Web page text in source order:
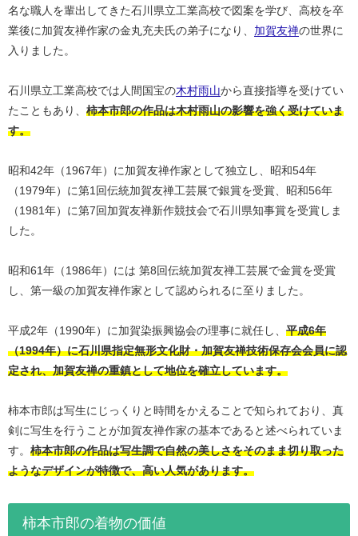
名な職人を輩出してきた石川県立工業高校で図案を学び、高校を卒
業後に加賀友禅作家の金丸充夫氏の弟子になり、 加賀友禅の世界に
入りました。
石川県立工業高校では人間国宝の木村雨山から直接指導を受けてい
たこともあり、 柿本市郎の作品は木村雨山の影響を強く受けていま
す。
昭和42年（1967年）に加賀友禅作家として独立し、昭和54年
（1979年）に第1回伝統加賀友禅工芸展で銀賞を受賞、昭和56年
（1981年）に第7回加賀友禅新作競技会で石川県知事賞を受賞しま
した。
昭和61年（1986年）には 第8回伝統加賀友禅工芸展で金賞を受賞
し、第一級の加賀友禅作家として認められるに至りました。
平成2年（1990年）に加賀染振興協会の理事に就任し、 平成6年
（1994年）に石川県指定無形文化財・加賀友禅技術保存会会員に認
定され、加賀友禅の重鎮として地位を確立しています。
柿本市郎は写生にじっくりと時間をかえることで知られており、真
剣に写生を行うことが加賀友禅作家の基本であると述べられていま
す。 柿本市郎の作品は写生調で自然の美しさをそのまま切り取った
ようなデザインが特徴で、高い人気があります。
柿本市郎の着物の価値